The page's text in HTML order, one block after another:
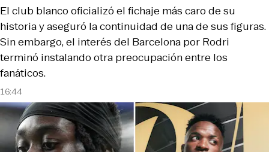
16:44
El club blanco oficializó el fichaje más caro de su
historia y aseguró la continuidad de una de sus figuras.
Sin embargo, el interés del Barcelona por Rodri
terminó instalando otra preocupación entre los
fanáticos.